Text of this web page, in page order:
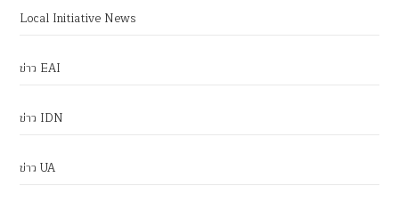
Local Initiative News
ข่าว EAI
ข่าว IDN
ข่าว UA